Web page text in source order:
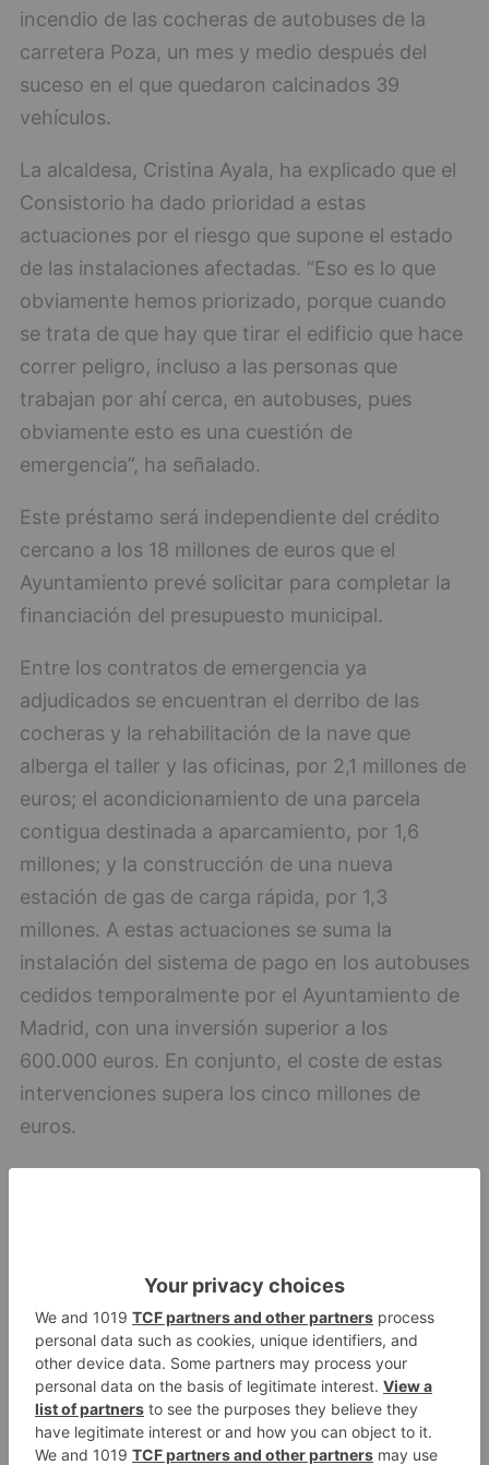
incendio de las cocheras de autobuses de la
carretera Poza, un mes y medio después del
suceso en el que quedaron calcinados 39
vehículos.
La alcaldesa, Cristina Ayala, ha explicado que el
Consistorio ha dado prioridad a estas
actuaciones por el riesgo que supone el estado
de las instalaciones afectadas. “Eso es lo que
obviamente hemos priorizado, porque cuando
se trata de que hay que tirar el edificio que hace
correr peligro, incluso a las personas que
trabajan por ahí cerca, en autobuses, pues
obviamente esto es una cuestión de
emergencia”, ha señalado.
Este préstamo será independiente del crédito
cercano a los 18 millones de euros que el
Ayuntamiento prevé solicitar para completar la
financiación del presupuesto municipal.
Entre los contratos de emergencia ya
adjudicados se encuentran el derribo de las
cocheras y la rehabilitación de la nave que
alberga el taller y las oficinas, por 2,1 millones de
euros; el acondicionamiento de una parcela
contigua destinada a aparcamiento, por 1,6
millones; y la construcción de una nueva
estación de gas de carga rápida, por 1,3
millones. A estas actuaciones se suma la
instalación del sistema de pago en los autobuses
cedidos temporalmente por el Ayuntamiento de
Madrid, con una inversión superior a los
600.000 euros. En conjunto, el coste de estas
intervenciones supera los cinco millones de
euros.
LO + VISTO
1
Detienen a un joven de 27 años
por el robo de cableado y por
atentado contra los agentes
Calor y posibles tormentas en